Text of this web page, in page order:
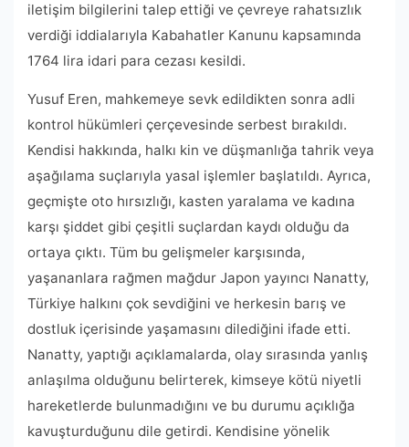
iletişim bilgilerini talep ettiği ve çevreye rahatsızlık
verdiği iddialarıyla Kabahatler Kanunu kapsamında
1764 lira idari para cezası kesildi.
Yusuf Eren, mahkemeye sevk edildikten sonra adli
kontrol hükümleri çerçevesinde serbest bırakıldı.
Kendisi hakkında, halkı kin ve düşmanlığa tahrik veya
aşağılama suçlarıyla yasal işlemler başlatıldı. Ayrıca,
geçmişte oto hırsızlığı, kasten yaralama ve kadına
karşı şiddet gibi çeşitli suçlardan kaydı olduğu da
ortaya çıktı. Tüm bu gelişmeler karşısında,
yaşananlara rağmen mağdur Japon yayıncı Nanatty,
Türkiye halkını çok sevdiğini ve herkesin barış ve
dostluk içerisinde yaşamasını dilediğini ifade etti.
Nanatty, yaptığı açıklamalarda, olay sırasında yanlış
anlaşılma olduğunu belirterek, kimseye kötü niyetli
hareketlerde bulunmadığını ve bu durumu açıklığa
kavuşturduğunu dile getirdi. Kendisine yönelik